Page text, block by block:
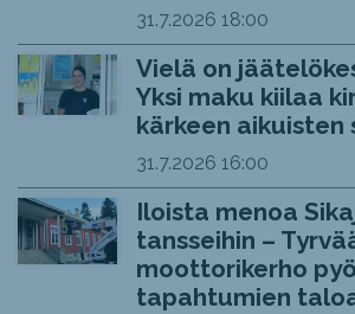
31.7.2026 18:00
Vielä on
Yksi maku kiilaa
kärkeen aikuisten
31.7.2026 16:00
Iloista menoa
tansseihin –
moottorikerho
tapahtumien